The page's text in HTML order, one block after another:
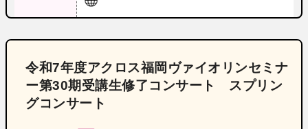
令和7年度アクロス福岡ヴァイオリンセミナ
ー第30期受講生修了コンサート スプリン
グコンサート